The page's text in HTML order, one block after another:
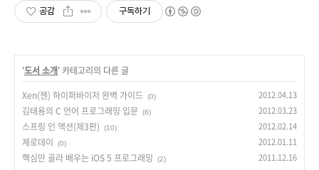
공감 구독하기
'도서 소개' 카테고리의 다른 글
Xen(젠) 하이퍼바이저 완벽 가이드
(0) 2012.04.13
김태용의 C 언어 프로그래밍 입문 (6) 2012.03.23
스프링 인 액션(제3판) (10) 2012.02.14
제로데이 (0) 2012.01.11
핵심만 골라 배우는 iOS 5 프로그래밍 (2) 2011.12.16